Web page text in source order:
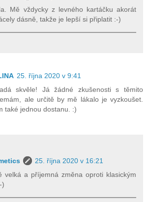
Mě vždycky z levného kartáčku akorát
dásně, takže je lepší si připlatit :-)
25. října 2020 v 9:41
skvěle! Já žádné zkušenosti s těmito
ale určitě by mě lákalo je vyzkoušet.
také jednou dostanu. :)
25. října 2020 v 16:21
velká a příjemná změna oproti klasickým
)